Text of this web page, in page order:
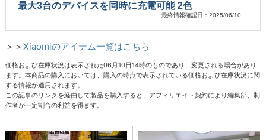
最大3台のデバイスを同時に充電可能 2色
最終情報確認日：2025/06/10
＞＞Xiaomiのアイテム一覧はこちら
価格および在庫状況は表示された06月10日14時のものであり、変更される場合があり
ます。本商品の購入においては、購入の時点で表示されている価格および在庫状況に関
する情報が適用されます。
この記事のリンクを経由して製品を購入すると、アフィリエイト契約により編集部、制
作者が一定割合の利益を得ます。